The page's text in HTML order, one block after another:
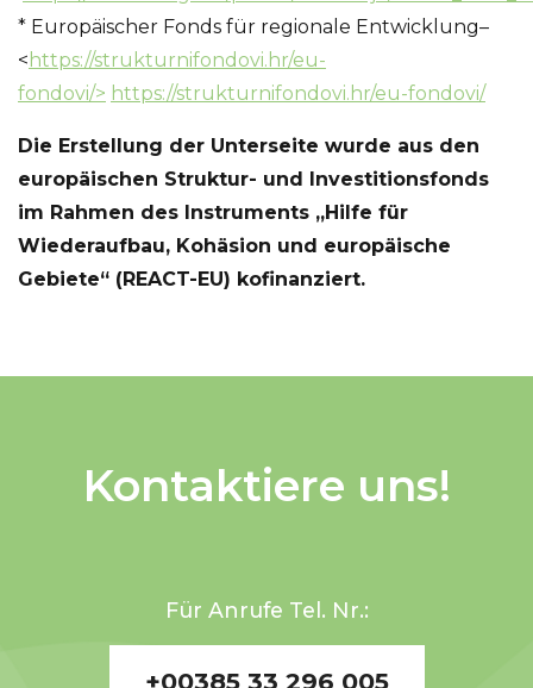
* Europäischer Fonds für regionale Entwicklung–
< https://strukturnifondovi.hr/eu-
fondovi/> https://strukturnifondovi.hr/eu-fondovi/
Die Erstellung der Unterseite wurde aus den
europäischen Struktur- und Investitionsfonds
im Rahmen des Instruments „Hilfe für
Wiederaufbau, Kohäsion und europäische
Gebiete“ (REACT-EU) kofinanziert.
Kontaktiere uns!
Für Anrufe Tel. Nr.:
+00385 33 296 005